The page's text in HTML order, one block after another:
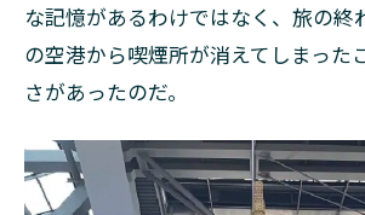
な記憶があるわけではなく、旅の終
の空港から喫煙所が消えてしまった
さがあったのだ。